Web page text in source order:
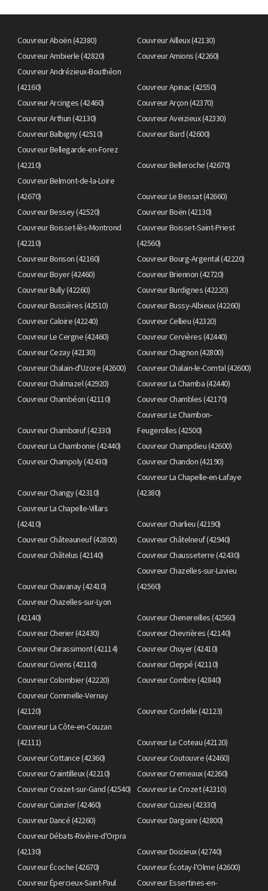
Couvreur Aboën (42380)
Couvreur Ailleux (42130)
Couvreur Ambierle (42820)
Couvreur Amions (42260)
Couvreur Andrézieux-Bouthéon
(42160)
Couvreur Apinac (42550)
Couvreur Arcinges (42460)
Couvreur Arçon (42370)
Couvreur Arthun (42130)
Couvreur Aveizieux (42330)
Couvreur Balbigny (42510)
Couvreur Bard (42600)
Couvreur Bellegarde-en-Forez
(42210)
Couvreur Belleroche (42670)
Couvreur Belmont-de-la-Loire
(42670)
Couvreur Le Bessat (42660)
Couvreur Bessey (42520)
Couvreur Boën (42130)
Couvreur Boisset-lès-Montrond
(42210)
Couvreur Boisset-Saint-Priest
(42560)
Couvreur Bonson (42160)
Couvreur Bourg-Argental (42220)
Couvreur Boyer (42460)
Couvreur Briennon (42720)
Couvreur Bully (42260)
Couvreur Burdignes (42220)
Couvreur Bussières (42510)
Couvreur Bussy-Albieux (42260)
Couvreur Caloire (42240)
Couvreur Cellieu (42320)
Couvreur Le Cergne (42460)
Couvreur Cervières (42440)
Couvreur Cezay (42130)
Couvreur Chagnon (42800)
Couvreur Chalain-d'Uzore (42600)
Couvreur Chalain-le-Comtal (42600)
Couvreur Chalmazel (42920)
Couvreur La Chamba (42440)
Couvreur Chambéon (42110)
Couvreur Chambles (42170)
Couvreur Chambœuf (42330)
Couvreur Le Chambon-
Feugerolles (42500)
Couvreur La Chambonie (42440)
Couvreur Champdieu (42600)
Couvreur Champoly (42430)
Couvreur Chandon (42190)
Couvreur Changy (42310)
Couvreur La Chapelle-en-Lafaye
(42380)
Couvreur La Chapelle-Villars
(42410)
Couvreur Charlieu (42190)
Couvreur Châteauneuf (42800)
Couvreur Châtelneuf (42940)
Couvreur Châtelus (42140)
Couvreur Chausseterre (42430)
Couvreur Chavanay (42410)
Couvreur Chazelles-sur-Lavieu
(42560)
Couvreur Chazelles-sur-Lyon
(42140)
Couvreur Chenereilles (42560)
Couvreur Cherier (42430)
Couvreur Chevrières (42140)
Couvreur Chirassimont (42114)
Couvreur Chuyer (42410)
Couvreur Civens (42110)
Couvreur Cleppé (42110)
Couvreur Colombier (42220)
Couvreur Combre (42840)
Couvreur Commelle-Vernay
(42120)
Couvreur Cordelle (42123)
Couvreur La Côte-en-Couzan
(42111)
Couvreur Le Coteau (42120)
Couvreur Cottance (42360)
Couvreur Coutouvre (42460)
Couvreur Craintilleux (42210)
Couvreur Cremeaux (42260)
Couvreur Croizet-sur-Gand (42540)
Couvreur Le Crozet (42310)
Couvreur Cuinzier (42460)
Couvreur Cuzieu (42330)
Couvreur Dancé (42260)
Couvreur Dargoire (42800)
Couvreur Débats-Rivière-d'Orpra
(42130)
Couvreur Doizieux (42740)
Couvreur Écoche (42670)
Couvreur Écotay-l'Olme (42600)
Couvreur Épercieux-Saint-Paul
Couvreur Essertines-en-